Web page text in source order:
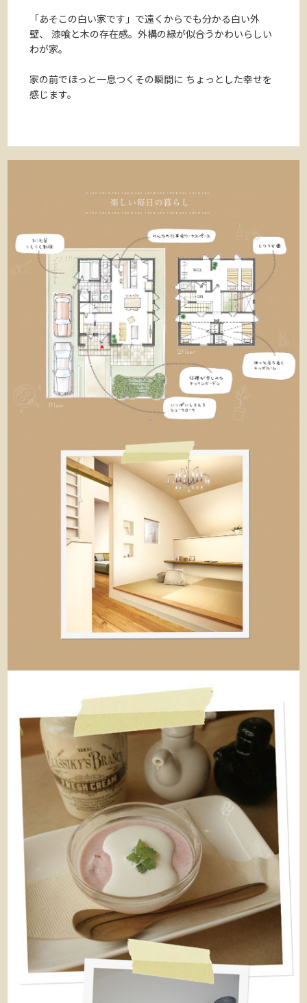
「あそこの白い家です」で遠くからでも分かる白い外
壁、
漆喰と木の存在感。外構の緑が似合うかわいらしい
わが家。
家の前でほっと一息つくその瞬間に ちょっとした幸せを
感じます。